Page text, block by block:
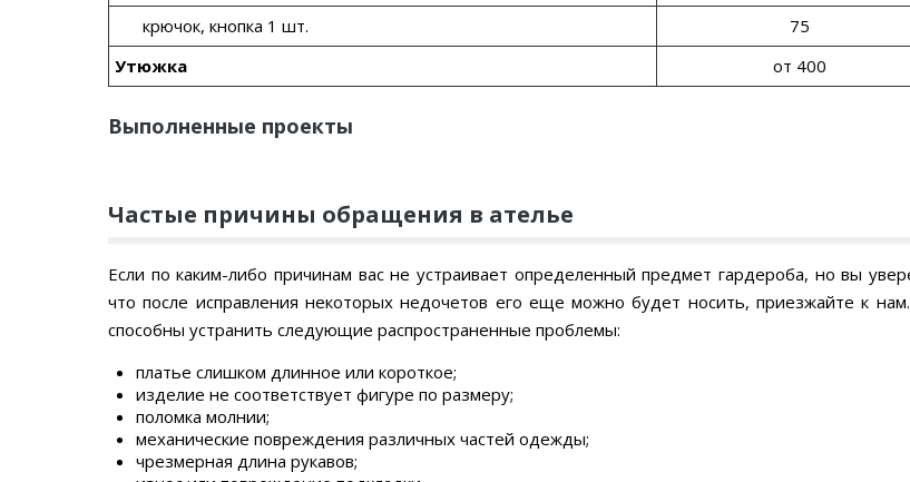
крючок, кнопка 1 шт.
75
Утюжка
от 400
Выполненные проекты
Частые причины обращения в ателье
Если по каким-либо причинам вас не устраивает определенный предмет гардероба, но вы
что после исправления некоторых недочетов его еще можно будет носить, приезжайте к
способны устранить следующие распространенные проблемы:
платье слишком длинное или короткое;
изделие не соответствует фигуре по размеру;
поломка молнии;
механические повреждения различных частей одежды;
чрезмерная длина рукавов;